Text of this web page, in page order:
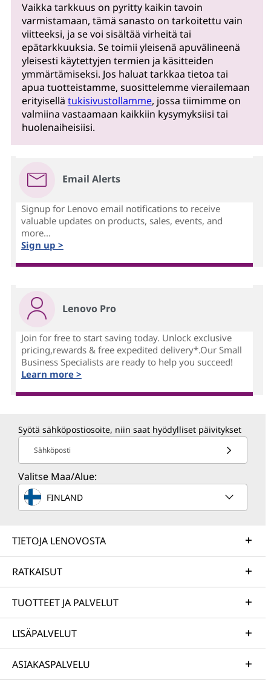
Vaikka tarkkuus on pyritty kaikin tavoin
varmistamaan, tämä sanasto on tarkoitettu vain
viitteeksi, ja se voi sisältää virheitä tai
epätarkkuuksia. Se toimii yleisenä apuvälineenä
yleisesti käytettyjen termien ja käsitteiden
ymmärtämiseksi. Jos haluat tarkkaa tietoa tai
apua tuotteistamme, suosittelemme vierailemaan
erityisellä tukisivustollamme, jossa tiimimme on
valmiina vastaamaan kaikkiin kysymyksiisi tai
huolenaiheisiisi.
Email Alerts
Signup for Lenovo email notifications to receive
valuable updates on products, sales, events, and
more...
Sign up >
Lenovo Pro
Join for free to start saving today. Unlock exclusive
pricing,rewards & free expedited delivery*.Our Small
Business Specialists are ready to help you succeed!
Learn more >
Syötä sähköpostiosoite, niin saat hyödylliset päivitykset
Sähköposti
Valitse Maa/Alue:
FINLAND
TIETOJA LENOVOSTA
RATKAISUT
TUOTTEET JA PALVELUT
LISÄPALVELUT
ASIAKASPALVELU